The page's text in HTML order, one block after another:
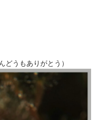
どうもありがとう）